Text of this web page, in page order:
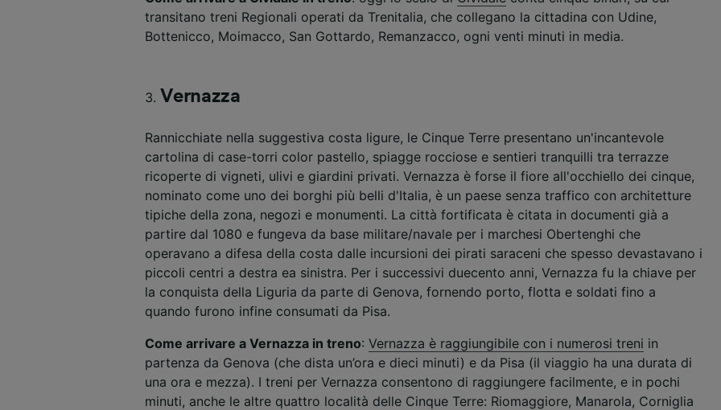
transitano treni Regionali operati da Trenitalia, che collegano la cittadina con Udine,
Bottenicco, Moimacco, San Gottardo, Remanzacco, ogni venti minuti in media.
Vernazza
Rannicchiate nella suggestiva costa ligure, le Cinque Terre presentano un'incantevole
cartolina di case-torri color pastello, spiagge rocciose e sentieri tranquilli tra terrazze
ricoperte di vigneti, ulivi e giardini privati. Vernazza è forse il fiore all'occhiello dei cinque,
nominato come uno dei borghi più belli d'Italia, è un paese senza traffico con architetture
tipiche della zona, negozi e monumenti. La città fortificata è citata in documenti già a
partire dal 1080 e fungeva da base militare/navale per i marchesi Obertenghi che
operavano a difesa della costa dalle incursioni dei pirati saraceni che spesso devastavano i
piccoli centri a destra ea sinistra. Per i successivi duecento anni, Vernazza fu la chiave per
la conquista della Liguria da parte di Genova, fornendo porto, flotta e soldati fino a
quando furono infine consumati da Pisa.
Come arrivare a Vernazza in treno:Vernazza è raggiungibile con i numerosi treni in
partenza da Genova (che dista un’ora e dieci minuti) e da Pisa (il viaggio ha una durata di
una ora e mezza). I treni per Vernazza consentono di raggiungere facilmente, e in pochi
minuti, anche le altre quattro località delle Cinque Terre: Riomaggiore, Manarola, Corniglia
Elenco dei partner (fornitori)